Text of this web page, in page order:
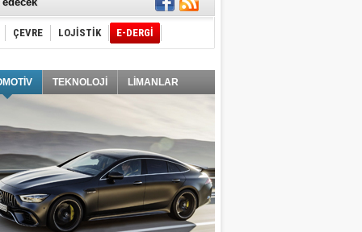
ÇEVRE LOJİSTİK E-DERGİ
TEKNOLOJİ LİMANLAR